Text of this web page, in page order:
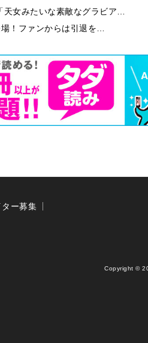
女みたいな素敵なグラビア…
！ファンからは引退を…
ター募集
Copyright ©